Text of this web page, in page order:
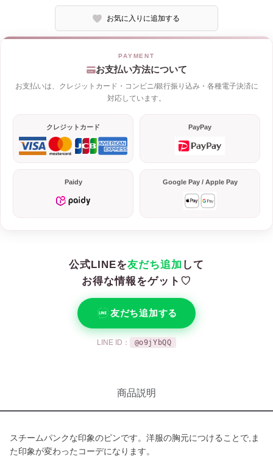
お気に入りに追加する
お支払い方法について
お支払いは、クレジットカード・コンビニ/銀行振り込み・各種電子決済に
対応しています。
クレジットカード PayPay
Paidy Google Pay / Apple Pay
公式LINEを友だち追加 して
お得な情報をゲット♡
友だち追加する
LINE ID： @o9jYbQQ
商品説明
スチームパンクな印象のピンです。洋服の胸元につけることで,ま
た印象が変わったコーデになります。